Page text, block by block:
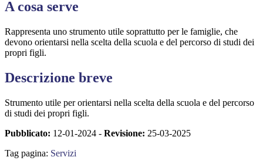
A cosa serve
Rappresenta uno strumento utile soprattutto per le famiglie, che
devono orientarsi nella scelta della scuola e del percorso di studi dei
propri figli.
Descrizione breve
Strumento utile per orientarsi nella scelta della scuola e del percorso
di studi dei propri figli.
Pubblicato: 12-01-2024 - Revisione: 25-03-2025
Tag pagina: Servizi